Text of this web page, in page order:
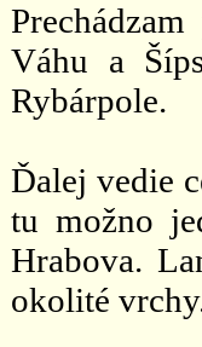
Váhu a
Rybárpole.
Ďalej vedie
tu možno
Hrabova.
okolité